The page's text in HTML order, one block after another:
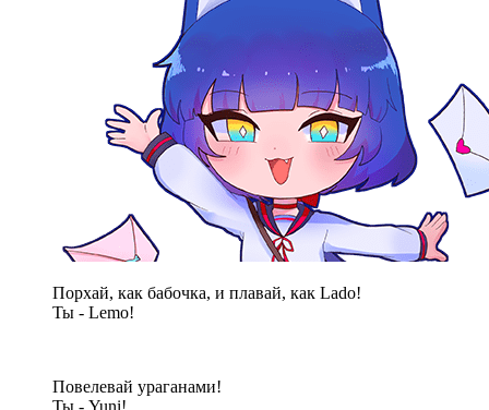
Порхай, как бабочка, и плавай, как Lado!
Ты - Lemo!
Повелевай ураганами!
Ты - Yuni!